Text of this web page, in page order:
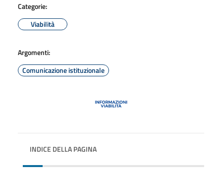
Categorie:
Viabilità
Argomenti:
Comunicazione istituzionale
INDICE DELLA PAGINA